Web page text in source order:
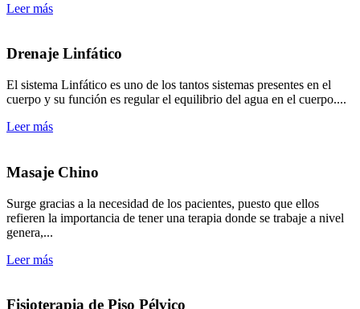
Leer más
Drenaje Linfático
El sistema Linfático es uno de los tantos sistemas presentes en el
cuerpo y su función es regular el equilibrio del agua en el cuerpo....
Leer más
Masaje Chino
Surge gracias a la necesidad de los pacientes, puesto que ellos
refieren la importancia de tener una terapia donde se trabaje a nivel
genera,...
Leer más
Fisioterapia de Piso Pélvico